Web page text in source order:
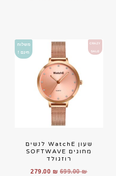
CRAZY
SALE
משלוח
חינם !
שעון WatchE לנשים
מחוגים SOFTWAVE
רוזגולד
699.00
279.00 ₪